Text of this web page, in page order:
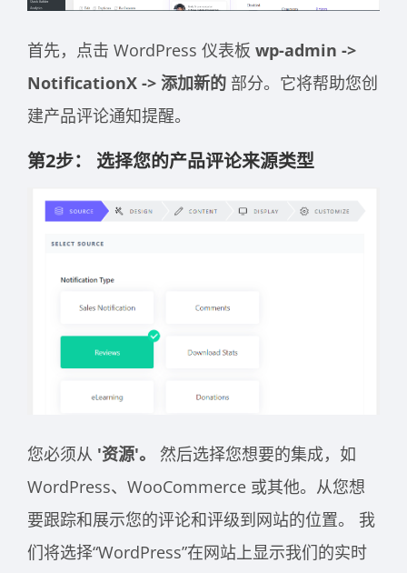
首先，点击 WordPress 仪表板 wp-admin ->
NotificationX -> 添加新的 部分。它将帮助您创
建产品评论通知提醒。
第2步： 选择您的产品评论来源类型
您必须从 '资源'。
然后选择您想要的集成，如
WordPress、WooCommerce 或其他。从您想
要跟踪和展示您的评论和评级到网站的位置。 我
们将选择“WordPress”在网站上显示我们的实时